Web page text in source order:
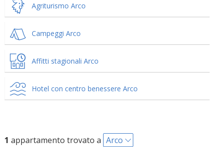
Agriturismo Arco
Campeggi Arco
Affitti stagionali Arco
Hotel con centro benessere Arco
1 appartamento trovato a Arco